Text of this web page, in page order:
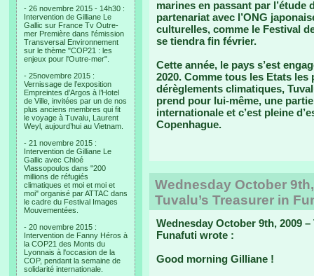
- 26 novembre 2015 - 14h30 :
Intervention de Gilliane Le
Gallic sur France Tv Outre-
mer Première dans l'émission
Transversal Environnement
sur le thème "COP21 : les
enjeux pour l'Outre-mer".
- 25novembre 2015 :
Vernissage de l’exposition
Empreintes d’Argos à l’Hotel
de Ville, invitées par un de nos
plus anciens membres qui fit
le voyage à Tuvalu, Laurent
Weyl, aujourd’hui au Vietnam.
- 21 novembre 2015 :
Intervention de Gilliane Le
Gallic avec Chloé
Vlassopoulos dans "200
millions de réfugiés
climatiques et moi et moi et
moi" organisé par ATTAC dans
le cadre du Festival Images
Mouvementées.
- 20 novembre 2015 :
Intervention de Fanny Héros à
la COP21 des Monts du
Lyonnais à l'occasion de la
COP, pendant la semaine de
solidarité internationale.
marines en passant par
partenariat avec l’ONG
culturelles, comme le Festival
se tiendra fin février.
Cette année, le pays s’est
2020. Comme tous les Etats
dérèglements climatiques,
prend pour lui-même, une
internationale et c’est pleine
Copenhague.
Wednesday October
Tuvalu’s Treasurer in
Wednesday October 9th, 2009
Funafuti wrote :
Good morning Gilliane !